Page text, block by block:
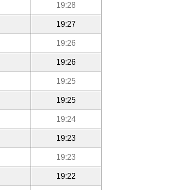
19:28
19:27
19:26
19:26
19:25
19:25
19:24
19:23
19:23
19:22